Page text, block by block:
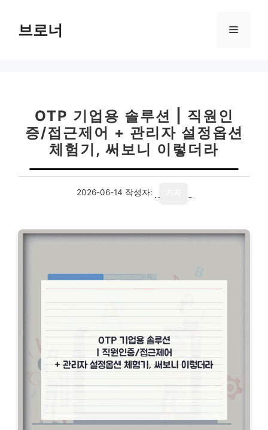
브로너 메
OTP 기업용 솔루션 | 직원인
증/접근제어 + 관리자 설정옵션
체험기, 써보니 이렇더라
2026-06-14 작성자: